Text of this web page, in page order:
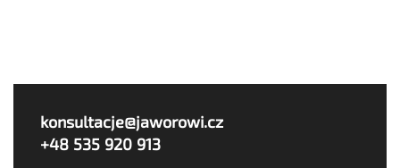
konsultacje@jaworowi.cz
+48 535 920 913